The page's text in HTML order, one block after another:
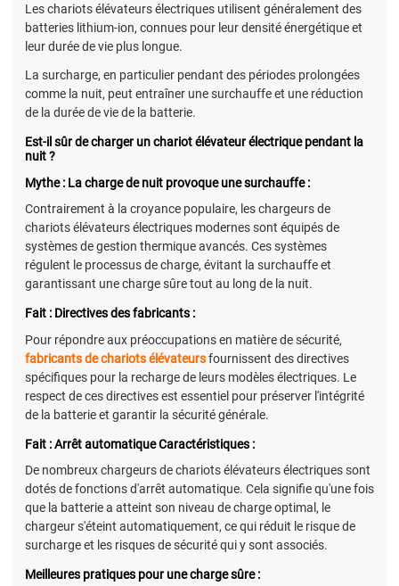
Les chariots élévateurs électriques utilisent généralement des
batteries lithium-ion, connues pour leur densité énergétique et
leur durée de vie plus longue.
La surcharge, en particulier pendant des périodes prolongées
comme la nuit, peut entraîner une surchauffe et une réduction
de la durée de vie de la batterie.
Est-il sûr de charger un chariot élévateur électrique pendant la
nuit ?
Mythe : La charge de nuit provoque une surchauffe :
Contrairement à la croyance populaire, les chargeurs de
chariots élévateurs électriques modernes sont équipés de
systèmes de gestion thermique avancés. Ces systèmes
régulent le processus de charge, évitant la surchauffe et
garantissant une charge sûre tout au long de la nuit.
Fait : Directives des fabricants :
Pour répondre aux préoccupations en matière de sécurité,
fabricants de chariots élévateursfournissent des directives
spécifiques pour la recharge de leurs modèles électriques. Le
respect de ces directives est essentiel pour préserver l'intégrité
de la batterie et garantir la sécurité générale.
Fait : Arrêt automatique Caractéristiques :
De nombreux chargeurs de chariots élévateurs électriques sont
dotés de fonctions d'arrêt automatique. Cela signifie qu'une fois
que la batterie a atteint son niveau de charge optimal, le
chargeur s'éteint automatiquement, ce qui réduit le risque de
surcharge et les risques de sécurité qui y sont associés.
Meilleures pratiques pour une charge sûre :